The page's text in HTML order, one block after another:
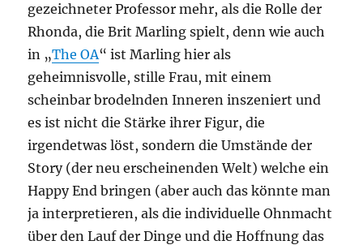
gezeichneter Professor mehr, als die Rolle der
Rhonda, die Brit Marling spielt, denn wie auch
in „The OA“ ist Marling hier als
geheimnisvolle, stille Frau, mit einem
scheinbar brodelnden Inneren inszeniert und
es ist nicht die Stärke ihrer Figur, die
irgendetwas löst, sondern die Umstände der
Story (der neu erscheinenden Welt) welche ein
Happy End bringen (aber auch das könnte man
ja interpretieren, als die individuelle Ohnmacht
über den Lauf der Dinge und die Hoffnung das